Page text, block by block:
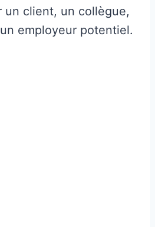
un client, un collègue,
employeur potentiel.